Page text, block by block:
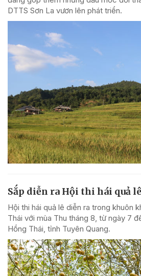
DTTS Sơn La vươn lên phát triển.
Sắp diễn ra Hội thi hái quả
Hội thi hái quả lê diễn ra trong khuôn
Thái với mùa Thu tháng 8, từ ngày 7
Hồng Thái, tỉnh Tuyên Quang.